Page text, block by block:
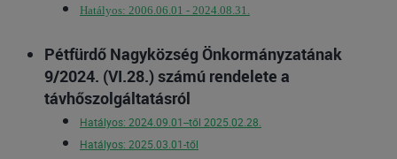
Hatályos: 2006.06.01 - 2024.08.31.
Pétfürdő Nagyközség Önkormányzatának
9/2024. (VI.28.) számú rendelete a
távhőszolgáltatásról
Hatályos: 2024.09.01--től 2025.02.28.
Hatályos: 2025.03.01-től